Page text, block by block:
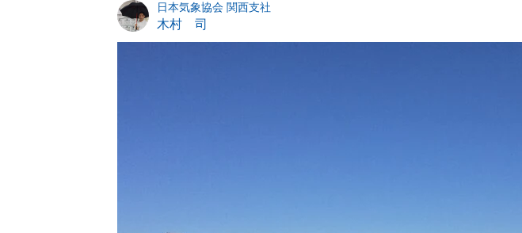
日本気象協会 関西支社
木村 司